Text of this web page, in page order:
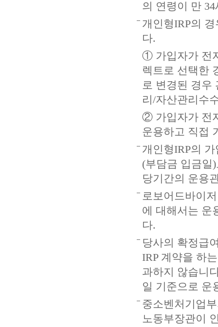
의 연령이 만
개인형IRP의
다.
① 가입자가 전
렉트로 선택한
로 변경된 경우
리/자산관리수
② 가입자가 전
운용하고 직접
개인형IRP의
(부담금 입금일
당기간의 운용
로보어드바이
에 대해서는 운
다.
당사의 확정급
IRP 계약을 하
과하지 않습니
일 기준으로 운
중소벤처기업
노동부장관이